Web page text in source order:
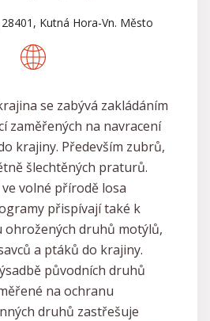
Kutná Hora-Vn. Město
se zabývá zakládáním
zaměřených na navracení
krajiny. Především zubrů,
šlechtěných praturů.
volné přírodě losa
přispívají také k
ohrožených druhů motýlů,
a ptáků do krajiny.
původních druhů
na ochranu
druhů zastřešuje